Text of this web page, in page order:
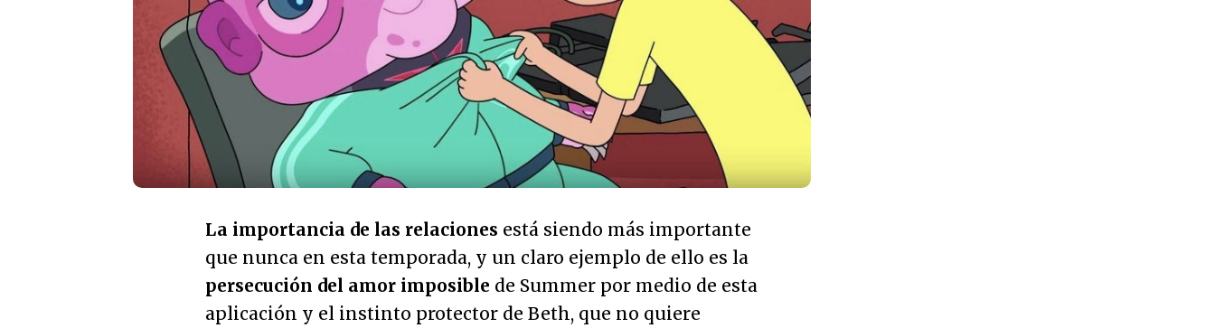
La importancia de las relaciones está siendo más importante
que nunca en esta temporada, y un claro ejemplo de ello es la
persecución del amor imposible de Summer por medio de esta
aplicación y el instinto protector de Beth, que no quiere